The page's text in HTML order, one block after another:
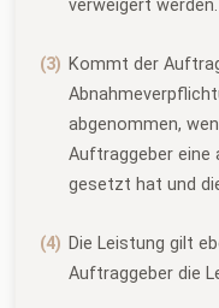
verweigert werden.
Kommt der
abgenommen,
Auftraggeber eine
gesetzt hat und
Die Leistung gilt
Auftraggeber die